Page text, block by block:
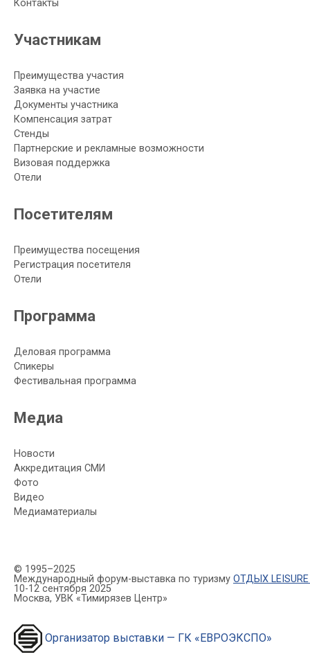
Контакты
Участникам
Преимущества участия
Заявка на участие
Документы участника
Компенсация затрат
Стенды
Партнерские и рекламные возможности
Визовая поддержка
Отели
Посетителям
Преимущества посещения
Регистрация посетителя
Отели
Программа
Деловая программа
Спикеры
Фестивальная программа
Медиа
Новости
Аккредитация СМИ
Фото
Видео
Медиаматериалы
© 1995–2025
Международный форум-выставка по туризму ОТДЫХ
10-12 сентября 2025
Москва, УВК «Тимирязев Центр»
Организатор выставки — ГК «ЕВРОЭКСПО»